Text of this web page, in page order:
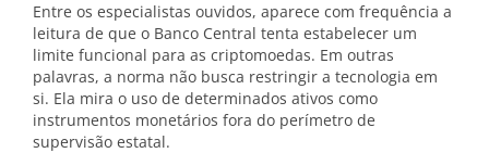
Entre os especialistas ouvidos, aparece com frequência a
leitura de que o Banco Central tenta estabelecer um
limite funcional para as criptomoedas. Em outras
palavras, a norma não busca restringir a tecnologia em
si. Ela mira o uso de determinados ativos como
instrumentos monetários fora do perímetro de
supervisão estatal.